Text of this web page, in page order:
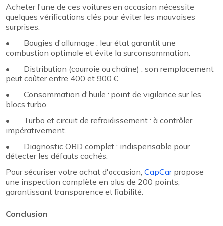
Acheter l'une de ces voitures en occasion nécessite
quelques vérifications clés pour éviter les mauvaises
surprises.
• Bougies d'allumage : leur état garantit une
combustion optimale et évite la surconsommation.
• Distribution (courroie ou chaîne) : son remplacement
peut coûter entre 400 et 900 €.
• Consommation d'huile : point de vigilance sur les
blocs turbo.
• Turbo et circuit de refroidissement : à contrôler
impérativement.
• Diagnostic OBD complet : indispensable pour
détecter les défauts cachés.
Pour sécuriser votre achat d'occasion, CapCarpropose
une inspection complète en plus de 200 points,
garantissant transparence et fiabilité.
Conclusion